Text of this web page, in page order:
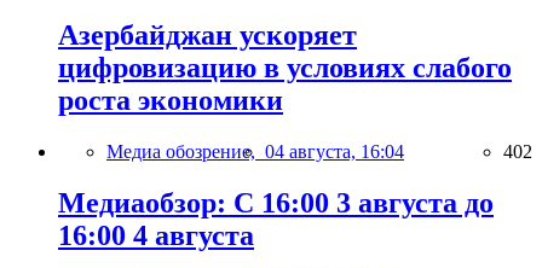
Азербайджан ускоряет
цифровизацию в условиях слабого
роста экономики
Медиа обозрение, 04 августа, 16:04 402
Медиаобзор: С 16:00 3 августа до
16:00 4 августа